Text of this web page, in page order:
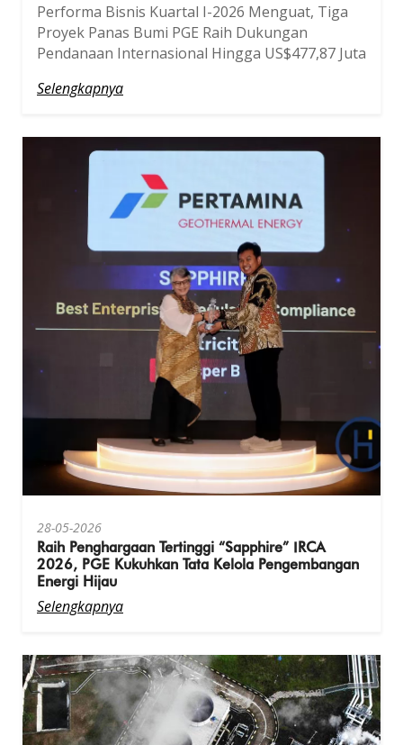
Performa Bisnis Kuartal I-2026 Menguat, Tiga
Proyek Panas Bumi PGE Raih Dukungan
Pendanaan Internasional Hingga US$477,87 Juta
Selengkapnya
28-05-2026
Raih Penghargaan Tertinggi “Sapphire” IRCA
2026, PGE Kukuhkan Tata Kelola Pengembangan
Energi Hijau
Selengkapnya